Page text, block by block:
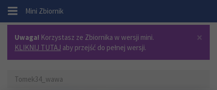
. Mini Zbiornik
×
Uwaga! Korzystasz ze Zbiornika w wersji mini.
KLIKNIJ TUTAJ aby przejść do pełnej wersji.
Tomek34_wawa